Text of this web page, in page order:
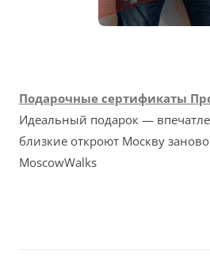
Подарочные сертификаты
Идеальный подарок —
близкие откроют Москву
MoscowWalks